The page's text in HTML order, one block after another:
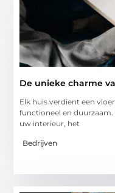
De unieke charme
Elk huis verdient een
functioneel en
uw interieur, het
Bedrijven